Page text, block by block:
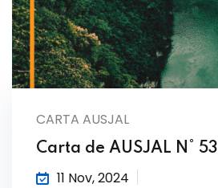
CARTA AUSJAL
Carta de AUSJAL N° 53
11 Nov, 2024